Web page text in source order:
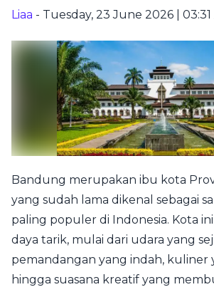
Liaa - Tuesday, 23 June 2026 | 03:31
Bandung merupakan ibu kota
yang sudah lama dikenal sebagai
paling populer di Indonesia. Kota
daya tarik, mulai dari udara yang
pemandangan yang indah, kuliner
hingga suasana kreatif yang